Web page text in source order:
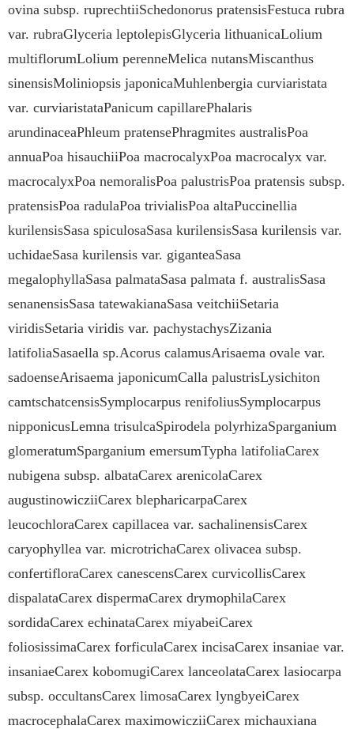
ovina subsp. ruprechtiiSchedonorus pratensisFestuca rubra
var. rubraGlyceria leptolepisGlyceria lithuanicaLolium
multiflorumLolium perenneMelica nutansMiscanthus
sinensisMoliniopsis japonicaMuhlenbergia curviaristata
var. curviaristataPanicum capillarePhalaris
arundinaceaPhleum pratensePhragmites australisPoa
annuaPoa hisauchiiPoa macrocalyxPoa macrocalyx var.
macrocalyxPoa nemoralisPoa palustrisPoa pratensis subsp.
pratensisPoa radulaPoa trivialisPoa altaPuccinellia
kurilensisSasa spiculosaSasa kurilensisSasa kurilensis var.
uchidaeSasa kurilensis var. giganteaSasa
megalophyllaSasa palmataSasa palmata f. australisSasa
senanensisSasa tatewakianaSasa veitchiiSetaria
viridisSetaria viridis var. pachystachysZizania
latifoliaSasaella sp.Acorus calamusArisaema ovale var.
sadoenseArisaema japonicumCalla palustrisLysichiton
camtschatcensisSymplocarpus renifoliusSymplocarpus
nipponicusLemna trisulcaSpirodela polyrhizaSparganium
glomeratumSparganium emersumTypha latifoliaCarex
nubigena subsp. albataCarex arenicolaCarex
augustinowicziiCarex blepharicarpaCarex
leucochloraCarex capillacea var. sachalinensisCarex
caryophyllea var. microtrichaCarex olivacea subsp.
confertifloraCarex canescensCarex curvicollisCarex
dispalataCarex dispermaCarex drymophilaCarex
sordidaCarex echinataCarex miyabeiCarex
foliosissimaCarex forficulaCarex incisaCarex insaniae var.
insaniaeCarex kobomugiCarex lanceolataCarex lasiocarpa
subsp. occultansCarex limosaCarex lyngbyeiCarex
macrocephalaCarex maximowicziiCarex michauxiana